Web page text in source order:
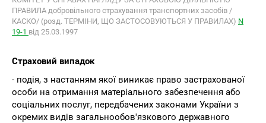
ПРАВИЛА добровільного страхування транспортних засобів /
КАСКО/ (розд. ТЕРМІНИ, ЩО ЗАСТОСОВУЮТЬСЯ У ПРАВИЛАХ) N
19-1 від 25.03.1997
Страховий випадок
- подія, з настанням якої виникає право застрахованої
особи на отримання матеріального забезпечення або
соціальних послуг, передбачених законами України з
окремих видів загальнообов'язкового державного